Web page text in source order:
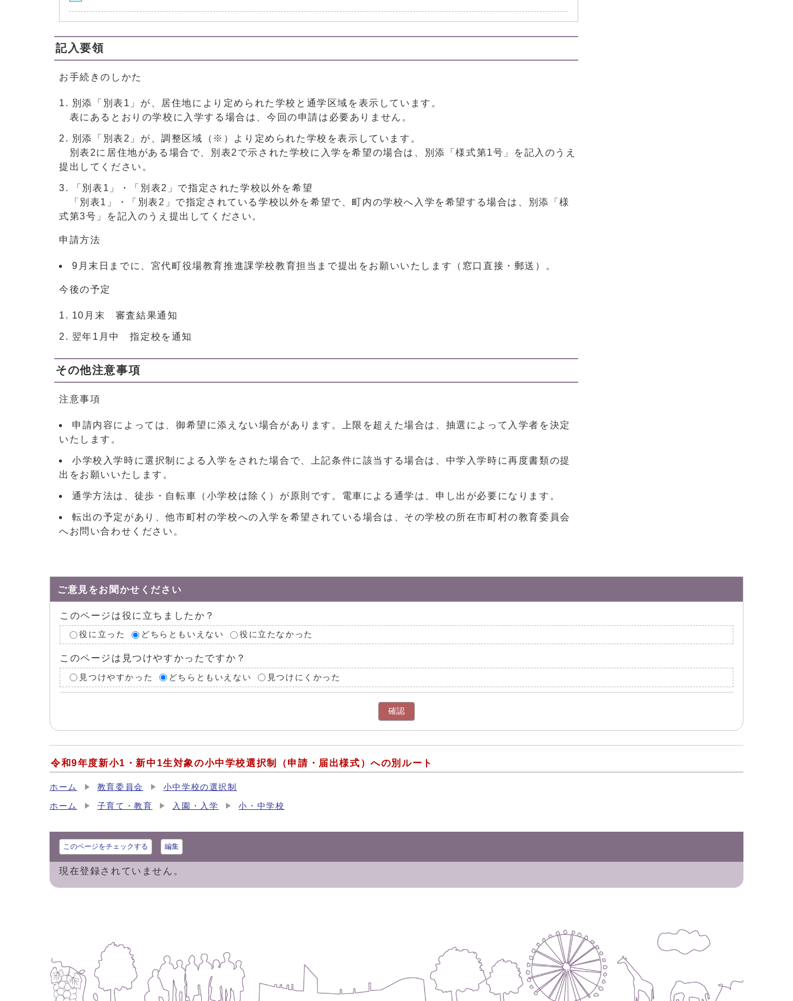
記入要領
お手続きのしかた
別添「別表1」が、居住地により定められた学校と通学区域を表示しています。
表にあるとおりの学校に入学する場合は、今回の申請は必要ありません。
別添「別表2」が、調整区域（※）より定められた学校を表示しています。
別表2に居住地がある場合で、別表2で示された学校に入学を希望の場合は、別添「様式第1号」を記入のうえ
提出してください。
「別表1」・「別表2」で指定された学校以外を希望
「別表1」・「別表2」で指定されている学校以外を希望で、町内の学校へ入学を希望する場合は、別添「様
式第3号」を記入のうえ提出してください。
申請方法
9月末日までに、宮代町役場教育推進課学校教育担当まで提出をお願いいたします（窓口直接・郵送）。
今後の予定
10月末 審査結果通知
翌年1月中 指定校を通知
その他注意事項
注意事項
申請内容によっては、御希望に添えない場合があります。上限を超えた場合は、抽選によって入学者を決定
いたします。
小学校入学時に選択制による入学をされた場合で、上記条件に該当する場合は、中学入学時に再度書類の提
出をお願いいたします。
通学方法は、徒歩・自転車（小学校は除く）が原則です。電車による通学は、申し出が必要になります。
転出の予定があり、他市町村の学校への入学を希望されている場合は、その学校の所在市町村の教育委員会
へお問い合わせください。
ご意見をお聞かせください
このページは役に立ちましたか？
役に立った どちらともいえない 役に立たなかった
このページは見つけやすかったですか？
見つけやすかった どちらともいえない 見つけにくかった
確認
令和9年度新小1・新中1生対象の小中学校選択制（申請・届出様式）への別ルート
ホーム 教育委員会 小中学校の選択制
ホーム 子育て・教育 入園・入学 小・中学校
このページをチェックする 編集
現在登録されていません。